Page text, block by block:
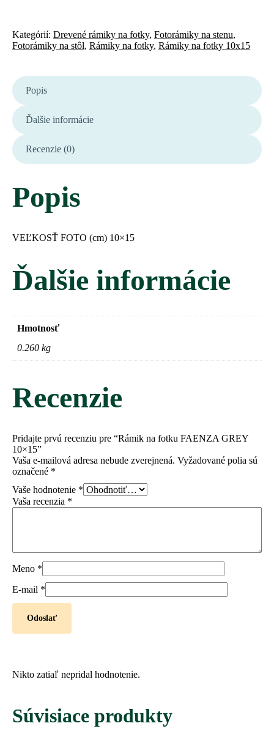
Kategórií: Drevené rámiky na fotky, Fotorámiky na stenu,
Fotorámiky na stôl, Rámiky na fotky, Rámiky na fotky 10x15
Popis
Ďalšie informácie
Recenzie (0)
Popis
VEĽKOSŤ FOTO (cm) 10×15
Ďalšie informácie
Hmotnosť
0.260 kg
Recenzie
Pridajte prvú recenziu pre “Rámik na fotku FAENZA GREY
10×15”
Vaša e-mailová adresa nebude zverejnená. Vyžadované polia sú
označené *
Vaše hodnotenie *
Vaša recenzia *
Meno *
E-mail *
Nikto zatiaľ nepridal hodnotenie.
Súvisiace produkty